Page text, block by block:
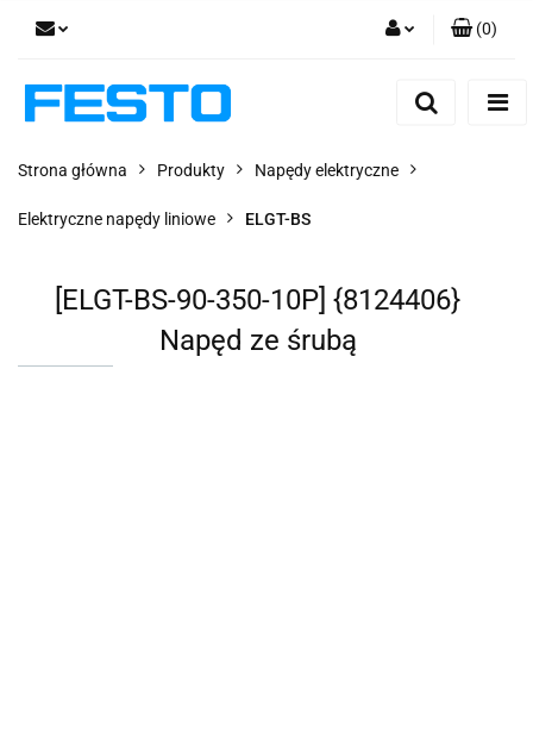
Dodaj zgłoszenie
(0)
Strona główna Produkty Napędy elektryczne
Elektryczne napędy liniowe ELGT-BS
[ELGT-BS-90-350-10P] {8124406}
Napęd ze śrubą